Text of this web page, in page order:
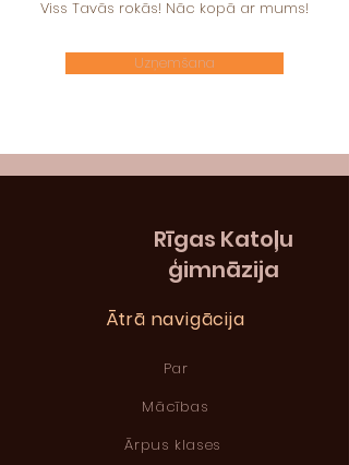
Viss Tavās rokās! Nāc kopā ar mums!
Uzņemšana
Rīgas Katoļu
ģimnāzija
Ātrā navigācija
Par
Mācības
Ārpus klases